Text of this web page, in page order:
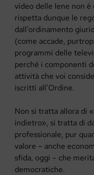
video delle Iene non
rispetta dunque le
dall’ordinamento
(come accade,
programmi delle
perché i componenti
attività che voi
iscritti all’Ordine.
Non si tratta allora di
indietro», si tratta di
professionale, pur
valore – anche
sfida, oggi – che
democratiche.